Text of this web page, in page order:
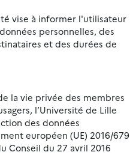
vise à informer l'utilisateur
personnelles, des
et des durées de
la vie privée des membres
l’Université de Lille
des données
européen (UE) 2016/679
Conseil du 27 avril 2016